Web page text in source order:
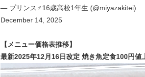
— プリンス♂16歳高校1年生 (@miyazakitei)
December 14, 2025
【メニュー価格表推移】
最新2025年12月16日改定 焼き魚定食100円値